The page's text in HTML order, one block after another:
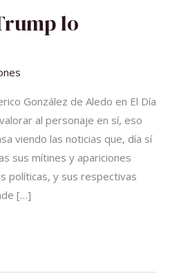
lo
González de Aledo en El Día
al personaje en sí, eso
viendo las noticias que, día sí
sus mítines y apariciones
políticas, y sus respectivas
[…]